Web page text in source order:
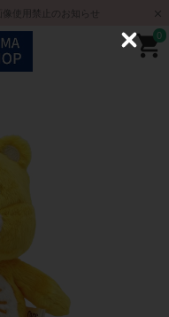
使用禁止のお知らせ
0
C